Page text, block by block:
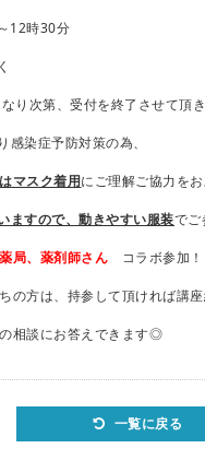
12時30分
り次第、受付を終了させて頂き
染症予防対策の為、
マスク着用にご理解ご協力をお
ますので、動きやすい服装でご
局、薬剤師さん コラボ参加！
の方は、持参して頂ければ講座
相談にお答えできます◎
一覧に戻る